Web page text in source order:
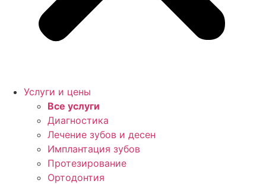
Услуги и цены
Все услуги
Диагностика
Лечение зубов и десен
Имплантация зубов
Протезирование
Ортодонтия